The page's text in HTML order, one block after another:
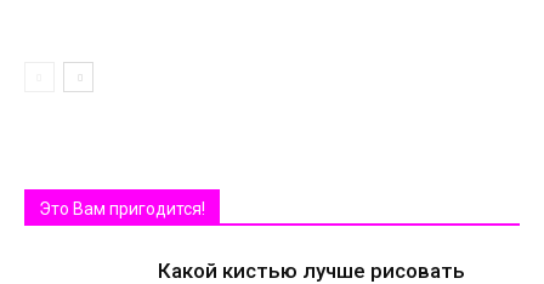
Это Вам пригодится!
Какой кистью лучше рисовать